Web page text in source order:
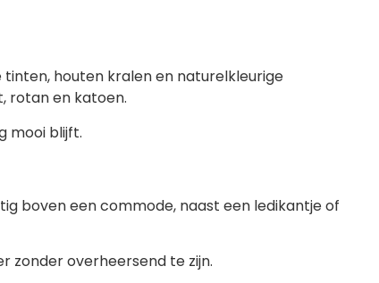
houten kralen en naturelkleurige
rotan en katoen.
mooi blijft.
boven een commode, naast een ledikantje of
zonder overheersend te zijn.